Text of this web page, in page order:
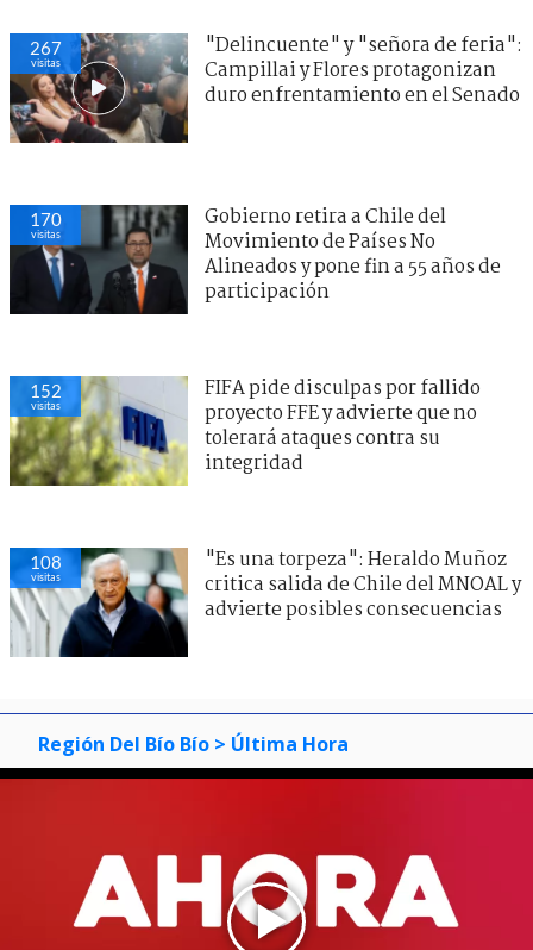
267
visitas
"Delincuente" y "señora de feria":
Campillai y Flores protagonizan
duro enfrentamiento en el Senado
170
visitas
Gobierno retira a Chile del
Movimiento de Países No
Alineados y pone fin a 55 años de
participación
152
visitas
FIFA pide disculpas por fallido
proyecto FFE y advierte que no
tolerará ataques contra su
integridad
108
visitas
"Es una torpeza": Heraldo Muñoz
critica salida de Chile del MNOAL y
advierte posibles consecuencias
Región Del Bío Bío > Última Hora